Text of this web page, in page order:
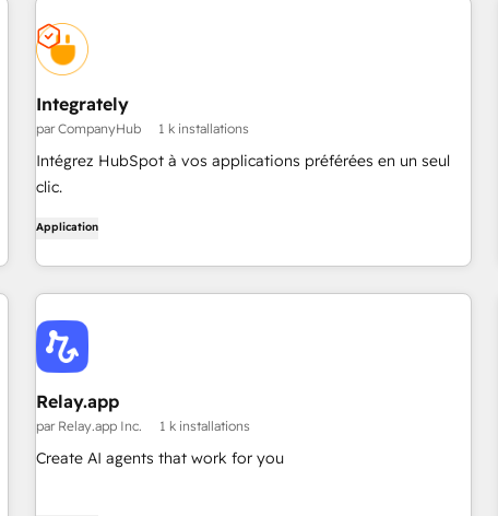
Integrately
par CompanyHub 1 k installations
Intégrez HubSpot à vos applications préférées en un seul
clic.
Application
Relay.app
par Relay.app Inc. 1 k installations
Create AI agents that work for you